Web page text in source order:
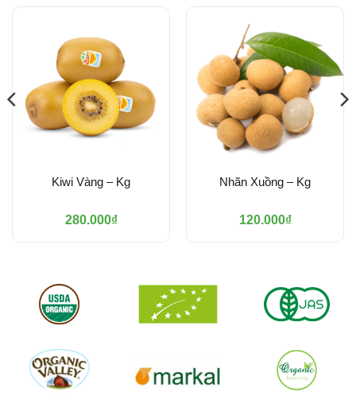
Kiwi Vàng – Kg
280.000₫
Nhãn Xuồng – Kg
120.000₫